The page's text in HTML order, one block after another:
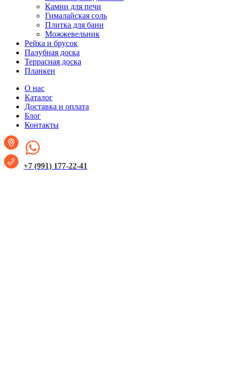
Камни для печи
Гималайская соль
Плитка для бани
Можжевельник
Рейка и брусок
Палубная доска
Террасная доска
Планкен
О нас
Каталог
Доставка и оплата
Блог
Контакты
+7 (991) 177-22-41